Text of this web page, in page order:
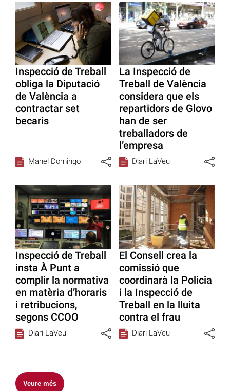
Inspecció de Treball
obliga la Diputació
de València a
contractar set
becaris
Manel Domingo
La Inspecció de
Treball de València
considera que els
repartidors de Glovo
han de ser
treballadors de
l’empresa
Diari LaVeu
Inspecció de Treball
insta À Punt a
complir la normativa
en matèria d’horaris
i retribucions,
segons CCOO
Diari LaVeu
El Consell crea la
comissió que
coordinarà la Policia
i la Inspecció de
Treball en la lluita
contra el frau
Diari LaVeu
Veure més